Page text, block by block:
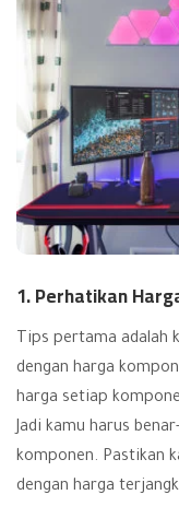
1. Perhatikan
Tips pertama adalah
dengan harga
harga setiap
Jadi kamu harus
komponen. Pastikan
dengan harga